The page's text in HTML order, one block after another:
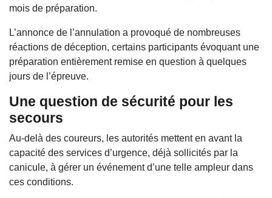
mois de préparation.
L’annonce de l’annulation a provoqué de nombreuses
réactions de déception, certains participants évoquant une
préparation entièrement remise en question à quelques
jours de l’épreuve.
Une question de sécurité pour les
secours
Au-delà des coureurs, les autorités mettent en avant la
capacité des services d’urgence, déjà sollicités par la
canicule, à gérer un événement d’une telle ampleur dans
ces conditions.